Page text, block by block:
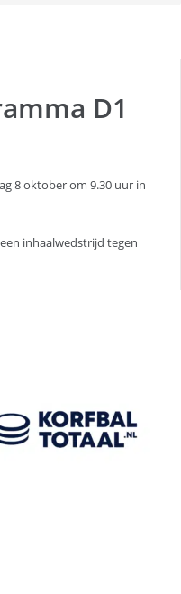
D1
8 oktober om 9.30 uur in
een inhaalwedstrijd tegen